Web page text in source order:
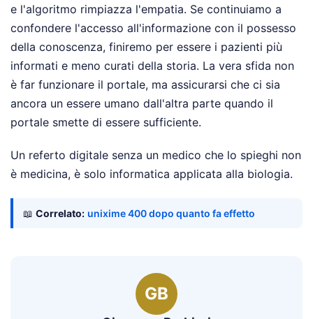
e l'algoritmo rimpiazza l'empatia. Se continuiamo a
confondere l'accesso all'informazione con il possesso
della conoscenza, finiremo per essere i pazienti più
informati e meno curati della storia. La vera sfida non
è far funzionare il portale, ma assicurarsi che ci sia
ancora un essere umano dall'altra parte quando il
portale smette di essere sufficiente.
Un referto digitale senza un medico che lo spieghi non
è medicina, è solo informatica applicata alla biologia.
📖 Correlato: unixime 400 dopo quanto fa effetto
GB